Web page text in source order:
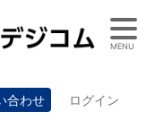
合わせ ログイン
MENU